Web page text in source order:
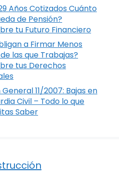
Años Cotizados Cuánto
de Pensión?
tu Futuro Financiero
a Firmar Menos
las que Trabajas?
tus Derechos
11/2007: Bajas en
Civil – Todo lo que
Saber